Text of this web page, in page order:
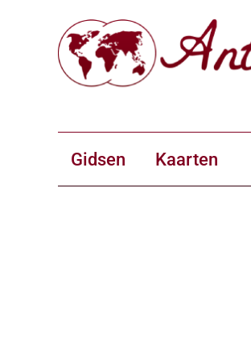
Gidsen Kaarten